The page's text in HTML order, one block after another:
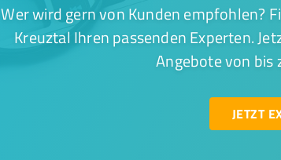
Wer wird gern von Kunden empfohlen?
Kreuztal Ihren passenden Experten.
Angebote von bis
JETZT